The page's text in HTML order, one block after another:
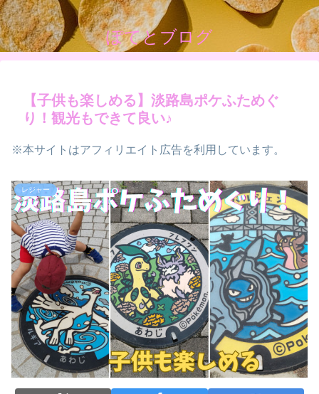
ぽてとブログ
【子供も楽しめる】淡路島ポケふためぐ
り！観光もできて良い♪
※本サイトはアフィリエイト広告を利用しています。
レジャー